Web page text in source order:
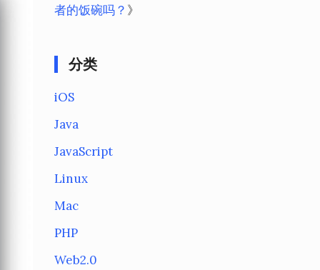
者的饭碗吗？ 》
分类
iOS
Java
JavaScript
Linux
Mac
PHP
Web2.0